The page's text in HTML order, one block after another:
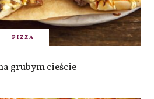
PIZZA
grubym cieście